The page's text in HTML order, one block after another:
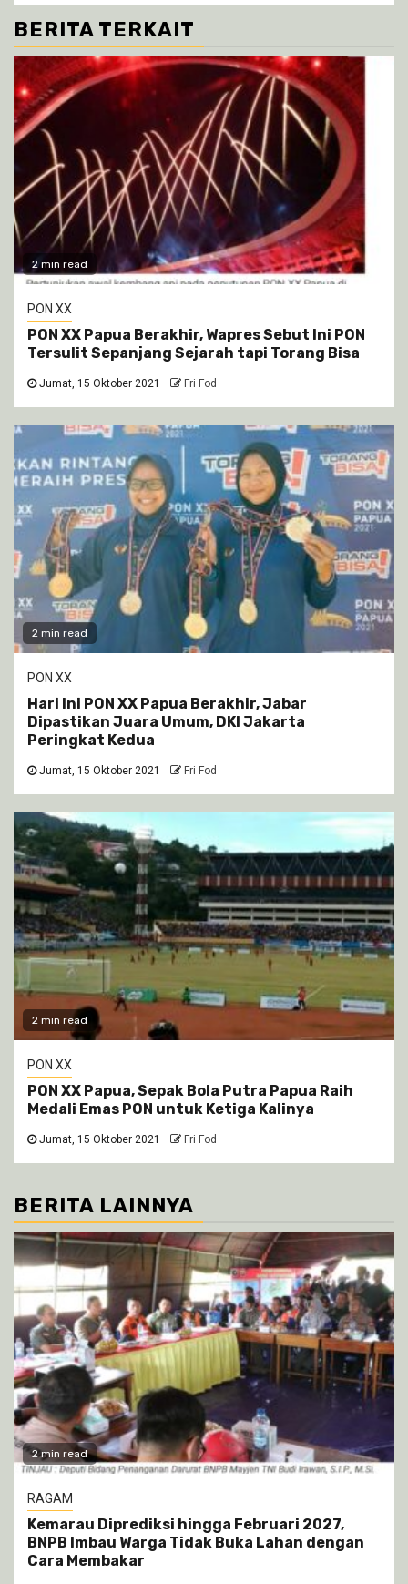
BERITA TERKAIT
2 min read
PON XX
PON XX Papua Berakhir, Wapres Sebut Ini PON
Tersulit Sepanjang Sejarah tapi Torang Bisa
Jumat, 15 Oktober 2021 Fri Fod
2 min read
PON XX
Hari Ini PON XX Papua Berakhir, Jabar
Dipastikan Juara Umum, DKI Jakarta
Peringkat Kedua
Jumat, 15 Oktober 2021 Fri Fod
2 min read
PON XX
PON XX Papua, Sepak Bola Putra Papua Raih
Medali Emas PON untuk Ketiga Kalinya
Jumat, 15 Oktober 2021 Fri Fod
BERITA LAINNYA
2 min read
RAGAM
Kemarau Diprediksi hingga Februari 2027,
BNPB Imbau Warga Tidak Buka Lahan dengan
Cara Membakar